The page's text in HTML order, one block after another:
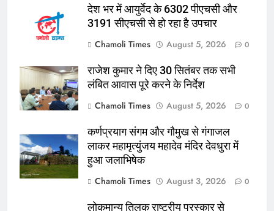
देश भर में आयुर्वेद के 6302 पीएचसी और
3191 सीएचसी से हो रहा है उपचार
Chamoli Times
August 5, 2026 0
राजेश कुमार ने दिए 30 सितंबर तक सभी
लंबित आवास पूरे करने के निर्देश
Chamoli Times
August 5, 2026 0
कर्णप्रयाग संगम और गौमुख से गंगाजल
लाकर महामृत्युंजय महादेव मंदिर देवधुरा में
हुआ जलाभिषेक
Chamoli Times
August 3, 2026 0
लोकमान्य तिलक राष्ट्रीय पुरस्कार से